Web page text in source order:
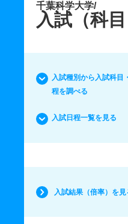
千葉科学大学/
入試（科目
入試種別から入試科目
程を調べる
入試日程一覧を見る
入試結果（倍率）を見